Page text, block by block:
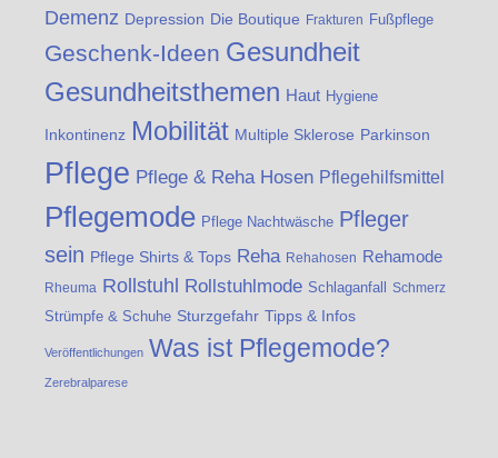
Demenz Depression Die Boutique Frakturen Fußpflege
Geschenk-Ideen Gesundheit
Gesundheitsthemen Haut Hygiene
Inkontinenz Mobilität Multiple Sklerose Parkinson
Pflege Pflege & Reha Hosen Pflegehilfsmittel
Pflegemode Pflege Nachtwäsche Pfleger
sein Pflege Shirts & Tops Reha Rehahosen Rehamode
Rheuma Rollstuhl Rollstuhlmode Schlaganfall Schmerz
Strümpfe & Schuhe Sturzgefahr Tipps & Infos
Veröffentlichungen Was ist Pflegemode?
Zerebralparese